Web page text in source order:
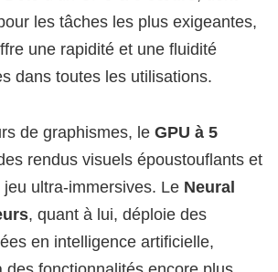
les tâches les plus exigeantes,
une rapidité et une fluidité
dans toutes les utilisations.
de graphismes, le GPU à 5
rendus visuels époustouflants et
ultra-immersives. Le Neural
, quant à lui, déploie des
en intelligence artificielle,